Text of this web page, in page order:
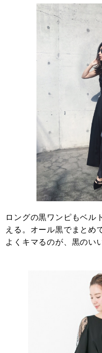
ロングの黒ワンピもベル
える。オール黒でまとめ
よくキマるのが、黒のい